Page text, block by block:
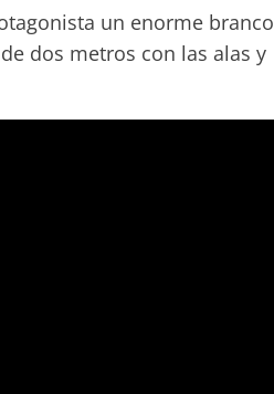
un enorme branco
dos metros con las alas y